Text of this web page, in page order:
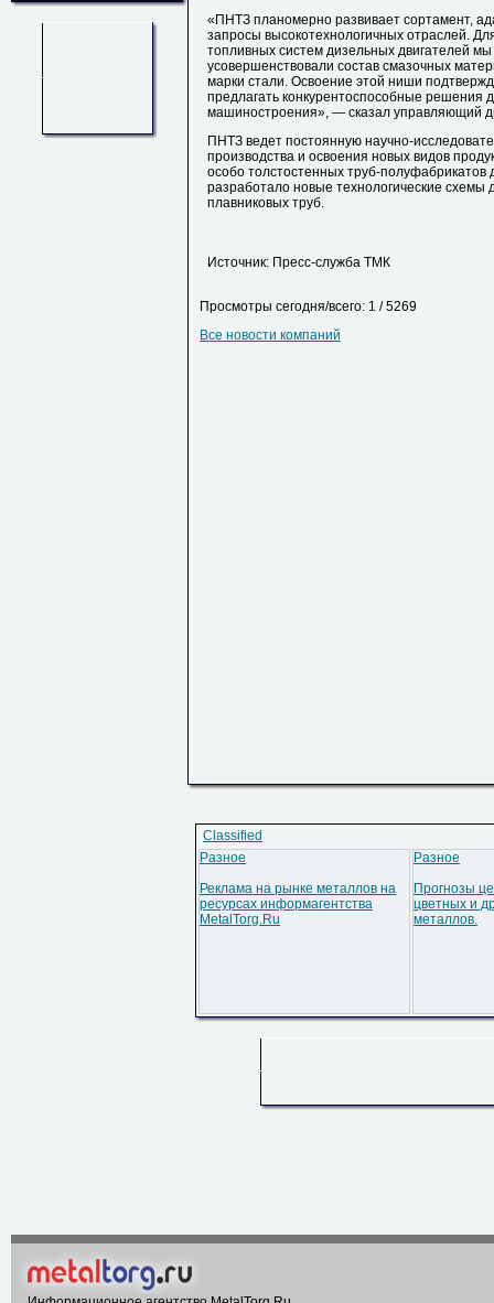
«ПНТЗ планомерно развивает сортамент,
запросы высокотехнологичных отраслей.
топливных систем дизельных двигателей
усовершенствовали состав смазочных
марки стали. Освоение этой ниши
предлагать конкурентоспособные решения
машиностроения», — сказал управляющий
ПНТЗ ведет постоянную научно-
производства и освоения новых видов
особо толстостенных труб-полуфабрикатов
разработало новые технологические схемы
плавниковых труб.
Источник: Пресс-служба ТМК
Просмотры сегодня/всего: 1 / 5269
Все новости компаний
Classified
Разное
Реклама на рынке металлов на
ресурсах информагентства
MetalTorg.Ru
Разное
Прогнозы
цветных и
металлов.